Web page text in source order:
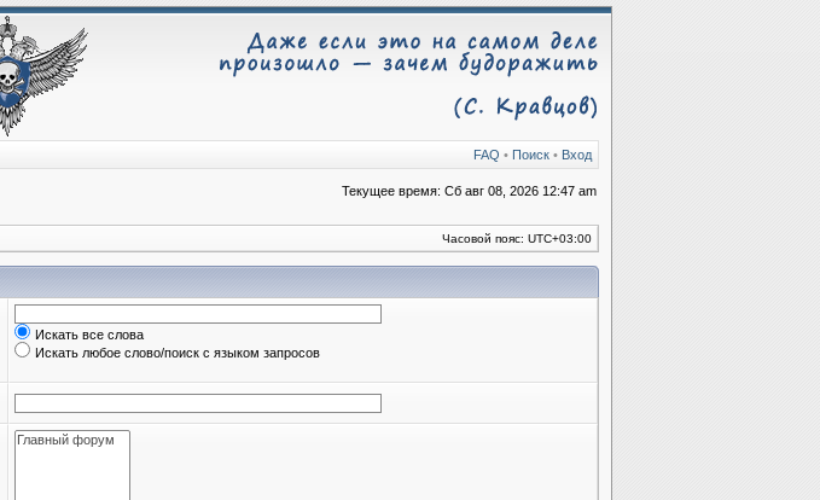
FAQ • Поиск • Вход
Текущее время: Сб авг 08, 2026 12:47 am
Часовой пояс: UTC+03:00
Искать все слова
Искать любое слово/поиск с языком запросов